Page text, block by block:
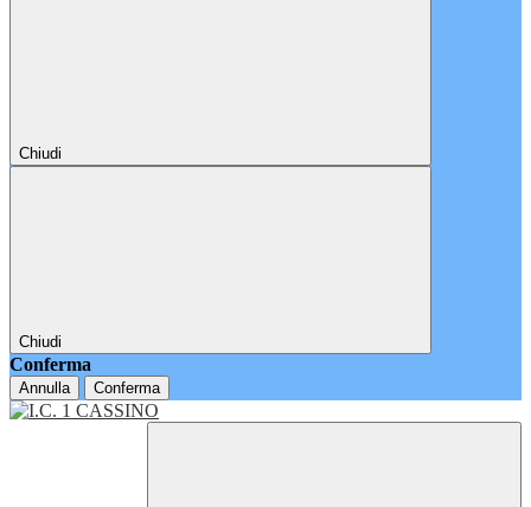
Chiudi
Chiudi
Conferma
Annulla Conferma